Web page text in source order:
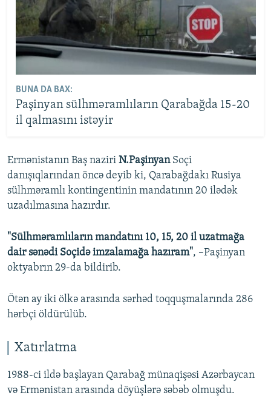
BUNA DA BAX:
Paşinyan sülhməramlıların Qarabağda 15-20
il qalmasını istəyir
Ermənistanın Baş naziri N.PaşinyanSoçi
danışıqlarından öncə deyib ki, Qarabağdakı Rusiya
sülhməramlı kontingentinin mandatının 20 ilədək
uzadılmasına hazırdır.
"Sülhməramlıların mandatını 10, 15, 20 il uzatmağa
dair sənədi Soçidə imzalamağa hazıram", –Paşinyan
oktyabrın 29-da bildirib.
Ötən ay iki ölkə arasında sərhəd toqquşmalarında 286
hərbçi öldürülüb.
Xatırlatma
1988-ci ildə başlayan Qarabağ münaqişəsi Azərbaycan
və Ermənistan arasında döyüşlərə səbəb olmuşdu.